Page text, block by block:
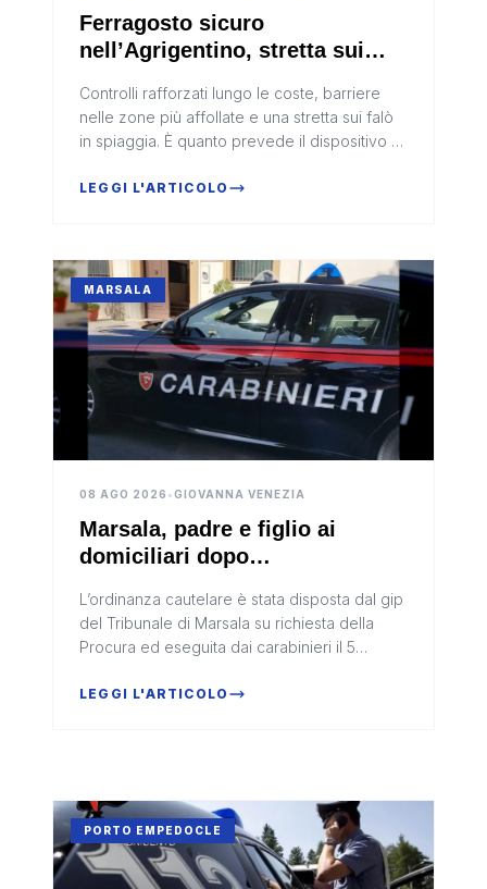
Ferragosto sicuro
nell’Agrigentino, stretta sui
Controlli rafforzati lungo le coste, barriere
nelle zone più affollate e una stretta sui falò
in spiaggia. È quanto prevede il dispositivo di
Agrigento in vis...
LEGGI L'ARTICOLO
MARSALA
08 AGO 2026 •GIOVANNA VENEZIA
Marsala, padre e figlio ai
domiciliari dopo
L’ordinanza cautelare è stata disposta dal gip
del Tribunale di Marsala su richiesta della
Procura ed eseguita dai carabinieri il 5
differenti posizioni, so...
LEGGI L'ARTICOLO
PORTO EMPEDOCLE